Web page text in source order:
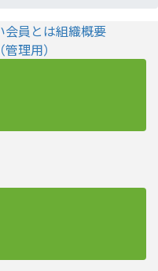
会員とは組織概要
（管理用）